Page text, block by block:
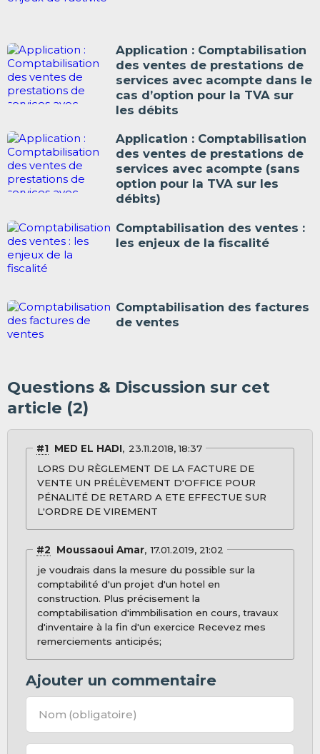
Application : Comptabilisation
des ventes de prestations de
services avec acompte dans le
cas d’option pour la TVA sur
les débits
Application : Comptabilisation
des ventes de prestations de
services avec acompte (sans
option pour la TVA sur les
débits)
Comptabilisation des ventes :
les enjeux de la fiscalité
Comptabilisation des factures
de ventes
Questions & Discussion sur cet
article (2)
#1 MED EL HADI
23.11.2018, 18:37
LORS DU RÈGLEMENT DE LA FACTURE DE
VENTE UN PRÉLÈVEMENT D'OFFICE POUR
PÉNALITÉ DE RETARD A ETE EFFECTUE SUR
L'ORDRE DE VIREMENT
#2 Moussaoui Amar 17.01.2019, 21:02
je voudrais dans la mesure du possible sur la
comptabilité d'un projet d'un hotel en
construction. Plus précisement la
comptabilisation d'immbilisation en cours, travaux
d'inventaire à la fin d'un exercice Recevez mes
remerciements anticipés;
Ajouter un commentaire
Nom (obligatoire)